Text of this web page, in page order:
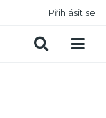
Přihlásit se